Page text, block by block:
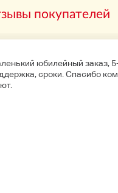
Никто
покупателей
юбилейный заказ,
сроки. Спасибо